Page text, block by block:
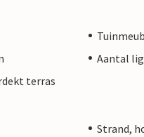
Aantal
terras
Strand,